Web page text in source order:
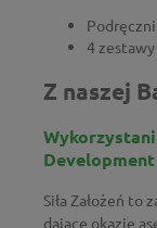
4 zestawy
Z naszej
Siła Założeń
dające okazję